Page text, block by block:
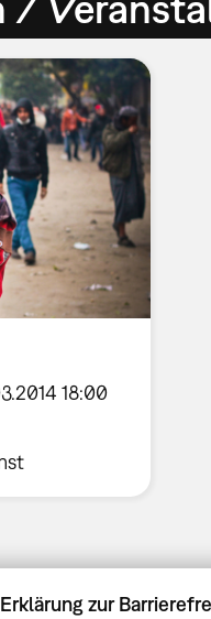
18:00
Erklärung zur